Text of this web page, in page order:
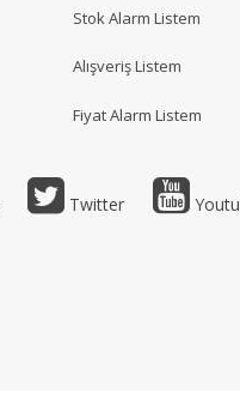
Stok Alarm Listem
Alışveriş Listem
Fiyat Alarm Listem
Twitter